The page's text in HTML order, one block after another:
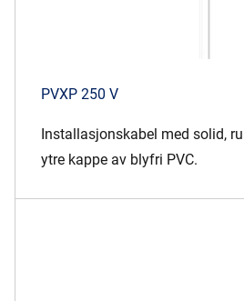
PVXP 250 V
Installasjonskabel med solid,
ytre kappe av blyfri PVC.